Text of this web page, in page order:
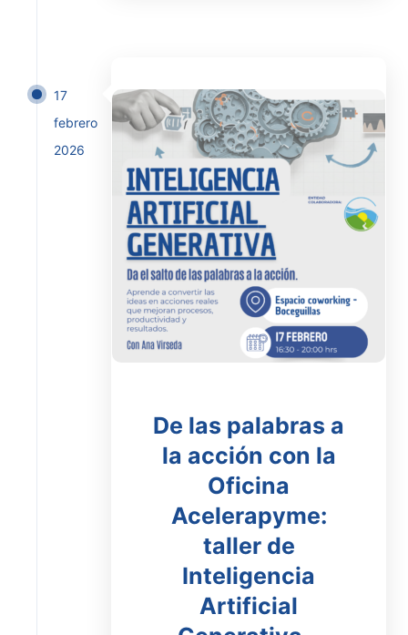
17
febrero
2026
De las palabras a
la acción con la
Oficina
Acelerapyme:
taller de
Inteligencia
Artificial